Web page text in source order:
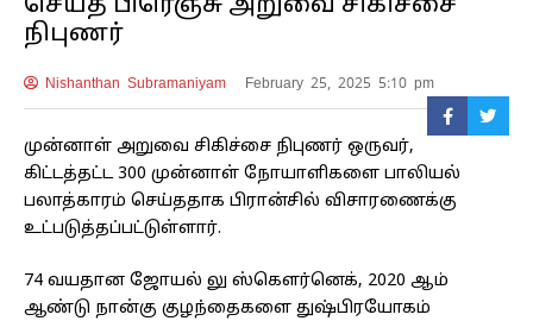
செய்த பிரெஞ்சு அறுவை சிகிச்சை
நிபுணர்
Nishanthan Subramaniyam February 25, 2025 5:10 pm
முன்னாள் அறுவை சிகிச்சை நிபுணர் ஒருவர்,
கிட்டத்தட்ட 300 முன்னாள் நோயாளிகளை பாலியல்
பலாத்காரம் செய்ததாக பிரான்சில் விசாரணைக்கு
உட்படுத்தப்பட்டுள்ளார்.
74 வயதான ஜோயல் லு ஸ்கௌர்னெக், 2020 ஆம்
ஆண்டு நான்கு குழந்தைகளை துஷ்பிரயோகம்